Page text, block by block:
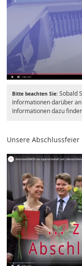
Bitte beachten Sie:Sobald
Informationen darüber
Informationen dazu
Unsere Abschlussfeier